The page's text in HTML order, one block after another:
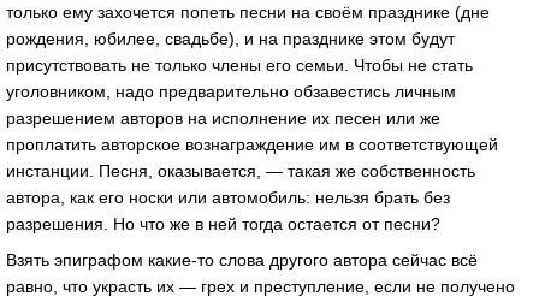
только ему захочется попеть песни на своём празднике (дне
рождения, юбилее, свадьбе), и на празднике этом будут
присутствовать не только члены его семьи. Чтобы не стать
уголовником, надо предварительно обзавестись личным
разрешением авторов на исполнение их песен или же
проплатить авторское вознаграждение им в соответствующей
инстанции. Песня, оказывается, — такая же собственность
автора, как его носки или автомобиль: нельзя брать без
разрешения. Но что же в ней тогда остается от песни?
Взять эпиграфом какие-то слова другого автора сейчас всё
равно, что украсть их — грех и преступление, если не получено